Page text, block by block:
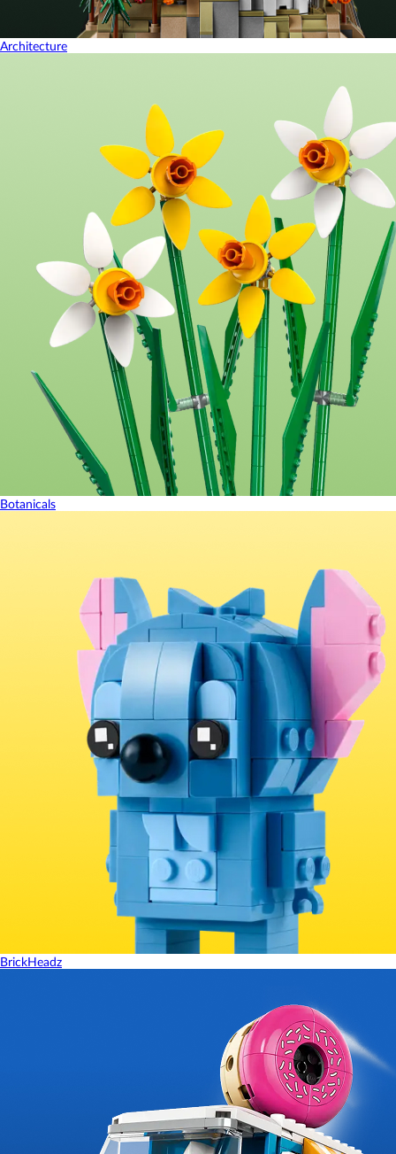
Architecture
Botanicals
BrickHeadz